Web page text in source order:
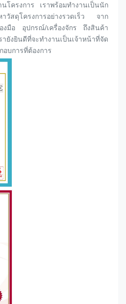
โครงการ เราพร้อมทํางานเป็นนัก
วัสดุโครงการอย่างรวดเร็ว จาก
งมือ อุปกรณ์/เครื่องจักร ถึงสินค้า
ยังยินดีที่จะทํางานเป็นเจ้าหน้าที่จัด
อบการที่ต้องการ